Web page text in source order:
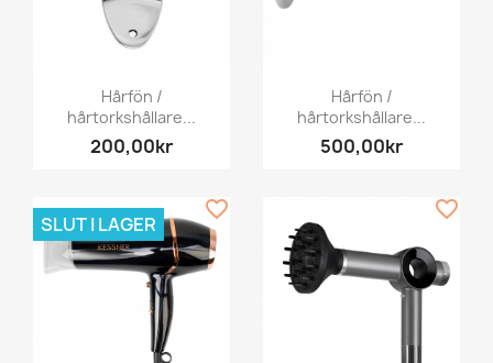
Hårfön /
hårtorkshållare...
200,00kr
Hårfön /
hårtorkshållare...
500,00kr
SLUT I LAGER
favorite_border favorite_border